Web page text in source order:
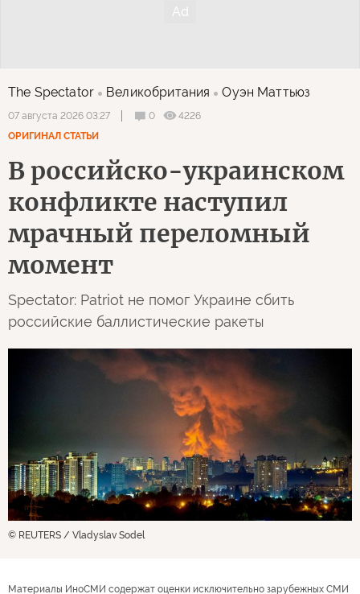
The Spectator Великобритания Оуэн Маттьюз
07 августа 2026 03:27 0
4226
ОРИГИНАЛ СТАТЬИ
В российско-украинском
конфликте наступил
мрачный переломный
момент
Spectator: Patriot не помог Украине сбить
российские баллистические ракеты
© REUTERS / Vladyslav Sodel
Материалы ИноСМИ содержат оценки исключительно зарубежных СМИ